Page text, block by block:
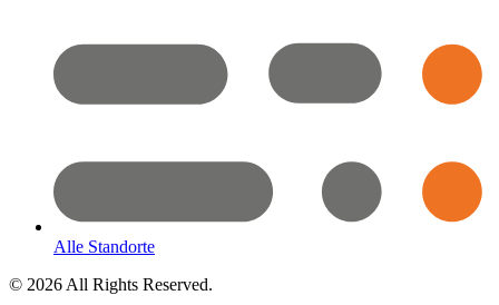
Alle Standorte
© 2026 All Rights Reserved.